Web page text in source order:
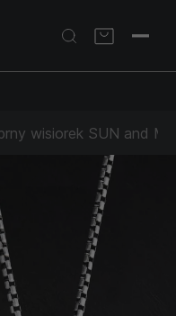
| Do 31.08
wisiorek SUN and